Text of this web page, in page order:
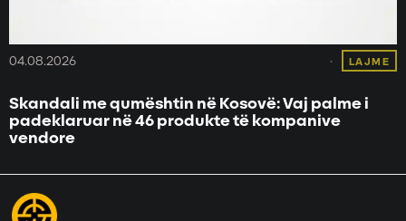
04.08.2026 LAJME
Skandali me qumështin në Kosovë: Vaj palme i
padeklaruar në 46 produkte të kompanive
vendore